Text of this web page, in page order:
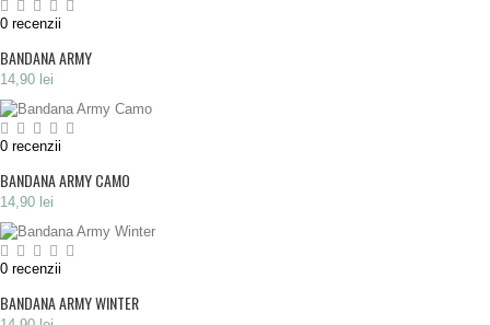
0 recenzii
BANDANA ARMY
14,90 lei
0 recenzii
BANDANA ARMY CAMO
14,90 lei
0 recenzii
BANDANA ARMY WINTER